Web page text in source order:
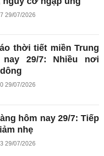
29/07/2026
thời tiết miền Trung
nay 29/7: Nhiều nơi
29/07/2026
hôm nay 29/7: Tiếp
nhẹ
29/07/2026